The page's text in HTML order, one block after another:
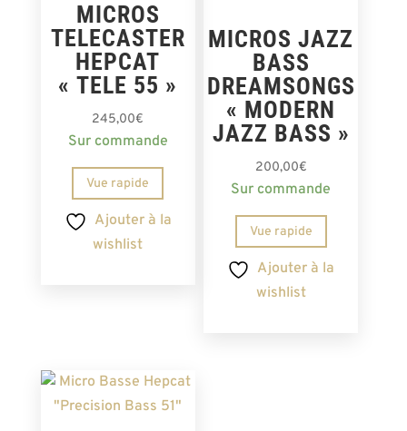
MICROS
TELECASTER
HEPCAT
« TELE 55 »
245,00€
Sur commande
Vue rapide
Ajouter à la
wishlist
MICROS JAZZ
BASS
DREAMSONGS
« MODERN
JAZZ BASS »
200,00€
Sur commande
Vue rapide
Ajouter à la
wishlist